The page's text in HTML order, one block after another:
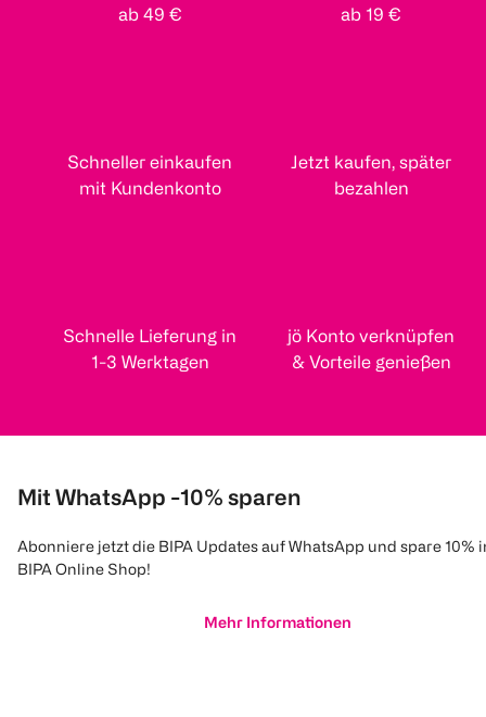
ab 49 €
ab 19 €
Schneller einkaufen
mit Kundenkonto
Jetzt kaufen, später
bezahlen
Schnelle Lieferung in
1-3 Werktagen
jö Konto verknüpfen
& Vorteile genießen
Mit WhatsApp -10% sparen
Abonniere jetzt die BIPA Updates auf WhatsApp und spare 10%
BIPA Online Shop!
Mehr Informationen